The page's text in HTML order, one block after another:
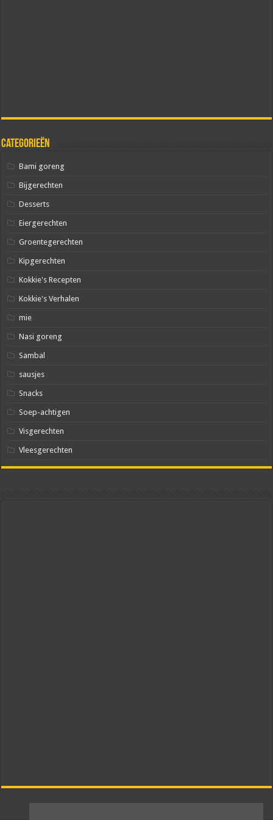
Categorieën
Bami goreng
Bijgerechten
Desserts
Eiergerechten
Groentegerechten
Kipgerechten
Kokkie's Recepten
Kokkie's Verhalen
mie
Nasi goreng
Sambal
sausjes
Snacks
Soep-achtigen
Visgerechten
Vleesgerechten